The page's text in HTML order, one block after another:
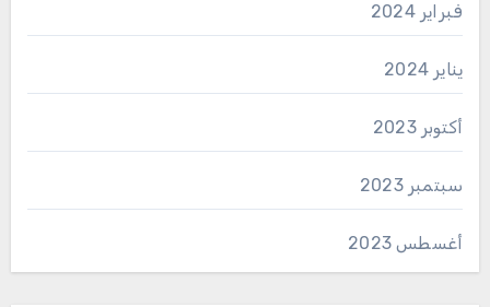
فبراير 2024
يناير 2024
أكتوبر 2023
سبتمبر 2023
أغسطس 2023